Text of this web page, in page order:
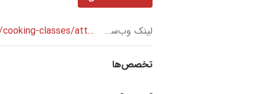
لینک وب‌سایت https://ashpazsho.ir/cooking-classes/attendance-cooking-courses/international-culinary-course/
تخصص‌ها